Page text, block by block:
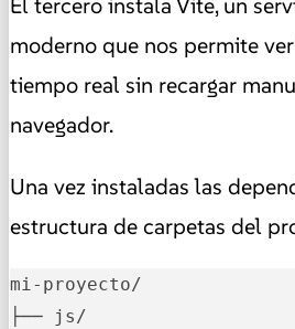
El tercero instala Vite, un
moderno que nos permite
tiempo real sin recargar
navegador.
Una vez instaladas las
estructura de carpetas del
mi-proyecto/
├── js/